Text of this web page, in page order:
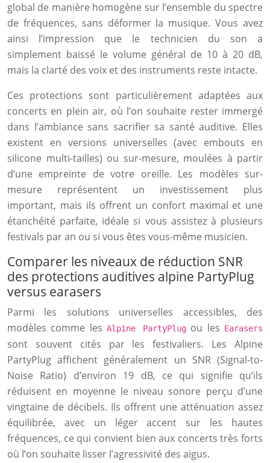
global de manière homogène sur l’ensemble du spectre
de fréquences, sans déformer la musique. Vous avez
ainsi l’impression que le technicien du son a
simplement baissé le volume général de 10 à 20 dB,
mais la clarté des voix et des instruments reste intacte.
Ces protections sont particulièrement adaptées aux
concerts en plein air, où l’on souhaite rester immergé
dans l’ambiance sans sacrifier sa santé auditive. Elles
existent en versions universelles (avec embouts en
silicone multi-tailles) ou sur-mesure, moulées à partir
d’une empreinte de votre oreille. Les modèles sur-
mesure représentent un investissement plus
important, mais ils offrent un confort maximal et une
étanchéité parfaite, idéale si vous assistez à plusieurs
festivals par an ou si vous êtes vous-même musicien.
Comparer les niveaux de réduction SNR
des protections auditives alpine PartyPlug
versus earasers
Parmi les solutions universelles accessibles, des
modèles comme lesAlpine PartyPlugou les Earasers
sont souvent cités par les festivaliers. Les Alpine
PartyPlug affichent généralement un SNR (Signal-to-
Noise Ratio) d’environ 19 dB, ce qui signifie qu’ils
réduisent en moyenne le niveau sonore perçu d’une
vingtaine de décibels. Ils offrent une atténuation assez
équilibrée, avec un léger accent sur les hautes
fréquences, ce qui convient bien aux concerts très forts
où l’on souhaite lisser l’agressivité des aigus.